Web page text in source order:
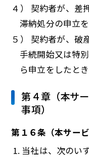
４） 契約者が、差
滞納処分の申立
５） 契約者が、破
手続開始又は特
ら申立をしたとき
第４章（本サ
事項）
第１６条（本サービ
当社は、次のい